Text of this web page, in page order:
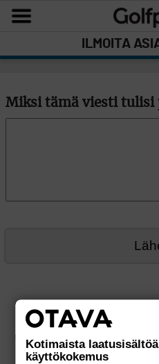
ILMOITA
Miksi tämä viesti tulisi
Kotimaista
käyttökokemus